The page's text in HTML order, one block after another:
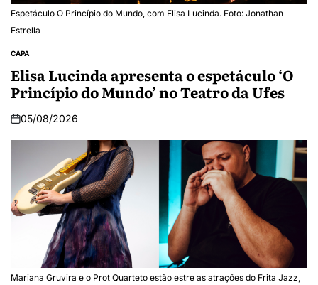
Espetáculo O Princípio do Mundo, com Elisa Lucinda. Foto: Jonathan
Estrella
CAPA
Elisa Lucinda apresenta o espetáculo ‘O
Princípio do Mundo’ no Teatro da Ufes
05/08/2026
Mariana Gruvira e o Prot Quarteto estão estre as atrações do Frita Jazz,